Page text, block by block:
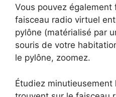
Vous pouvez également
faisceau radio virtuel
pylône (matérialisé par
souris de votre
le pylône, zoomez.
Étudiez